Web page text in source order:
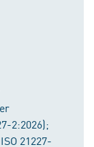
2:2026);
21227-